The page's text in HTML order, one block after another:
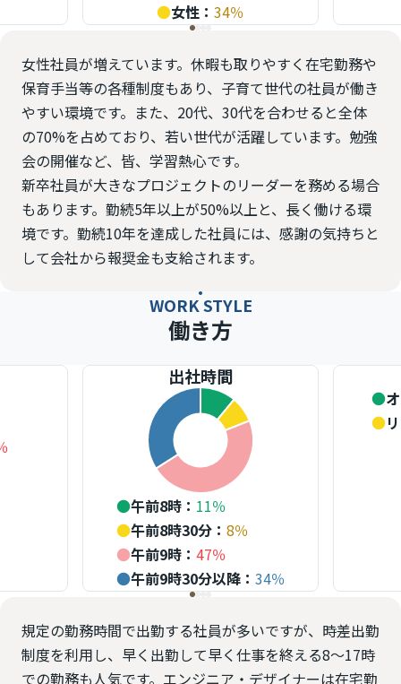
●女性 ： 34％
女性社員が増えています。休暇も取りやすく在宅勤務や
保育手当等の各種制度もあり、子育て世代の社員が働き
やすい環境です。また、20代、30代を合わせると全体
の70%を占めており、若い世代が活躍しています。勉強
会の開催など、皆、学習熱心です。
新卒社員が大きなプロジェクトのリーダーを務める場合
もあります。勤続5年以上が50%以上と、長く働ける環
境です。勤続10年を達成した社員には、感謝の気持ちと
して会社から報奨金も支給されます。
働き方
WORK STYLE
出社時間
●午前8時： 11％
●午前8時30分： 8％
●午前9時： 47％
●午前9時30分以降： 34％
●
●
規定の勤務時間で出勤する社員が多いですが、時差出勤
制度を利用し、早く出勤して早く仕事を終える8〜17時
での勤務も人気です。エンジニア・デザイナーは在宅勤